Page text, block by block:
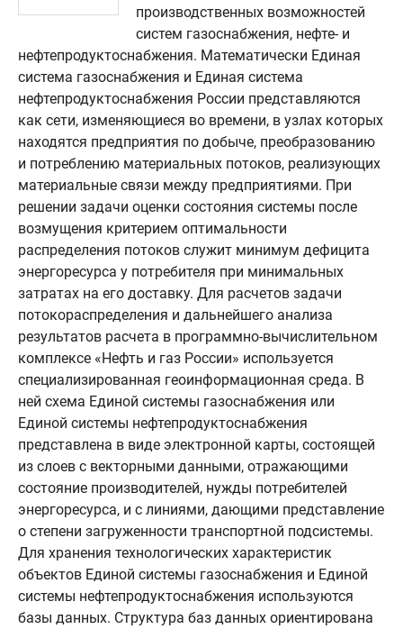
производственных возможностей
систем газоснабжения, нефте- и
нефтепродуктоснабжения. Математически Единая
система газоснабжения и Единая система
нефтепродуктоснабжения России представляются
как сети, изменяющиеся во времени, в узлах которых
находятся предприятия по добыче, преобразованию
и потреблению материальных потоков, реализующих
материальные связи между предприятиями. При
решении задачи оценки состояния системы после
возмущения критерием оптимальности
распределения потоков служит минимум дефицита
энергоресурса у потребителя при минимальных
затратах на его доставку. Для расчетов задачи
потокораспределения и дальнейшего анализа
результатов расчета в программно-вычислительном
комплексе «Нефть и газ России» используется
специализированная геоинформационная среда. В
ней схема Единой системы газоснабжения или
Единой системы нефтепродуктоснабжения
представлена в виде электронной карты, состоящей
из слоев с векторными данными, отражающими
состояние производителей, нужды потребителей
энергоресурса, и с линиями, дающими представление
о степени загруженности транспортной подсистемы.
Для хранения технологических характеристик
объектов Единой системы газоснабжения и Единой
системы нефтепродуктоснабжения используются
базы данных. Структура баз данных ориентирована